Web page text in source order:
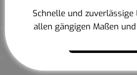
Schnelle und
allen gängigen Maßen